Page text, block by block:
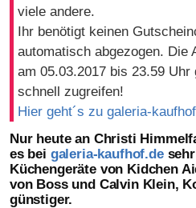
viele andere.
Ihr benötigt keinen
automatisch abgezogen. Die
am 05.03.2017 bis 23.59
schnell zugreifen!
Hier geht´s zu galeria-
Nur heute an Christi
es bei galeria-kaufhof.desehr
Küchengeräte von Kidchen
von Boss und Calvin Klein,
günstiger.